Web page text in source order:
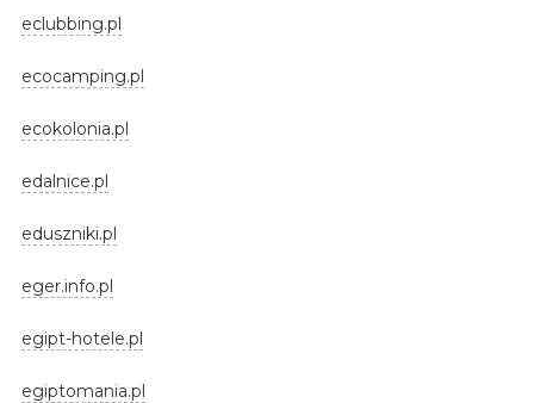
eclubbing.pl
ecocamping.pl
ecokolonia.pl
edalnice.pl
eduszniki.pl
eger.info.pl
egipt-hotele.pl
egiptomania.pl